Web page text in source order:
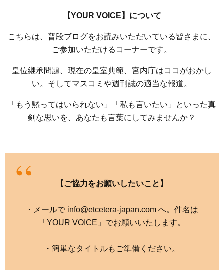
【YOUR VOICE】について
こちらは、普段ブログをお読みいただいている皆さまに、
ご参加いただけるコーナーです。
皇位継承問題、現在の皇室典範、宮内庁はココがおかし
い。そしてマスコミや週刊誌の適当な報道。
「もう黙ってはいられない」「私も言いたい」といった真
剣な思いを、あなたも言葉にしてみませんか？
【ご協力をお願いしたいこと】
・メールで info@etcetera-japan.com へ。件名は
「YOUR VOICE」でお願いいたします。
・簡単なタイトルもご準備ください。